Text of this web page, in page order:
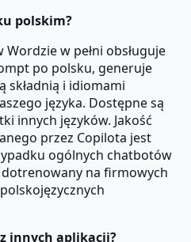
polskim?
w pełni obsługuje
po polsku, generuje
składnią i idiomami
języka. Dostępne są
innych języków. Jakość
przez Copilota jest
ogólnych chatbotów
dotrenowany na firmowych
innych aplikacji?